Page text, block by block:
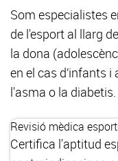
Som especialistes
de l'esport al llarg
la dona
en el cas d’infants
l'asma o la diabetis.
Revisió mèdica
Certifica l'aptitud